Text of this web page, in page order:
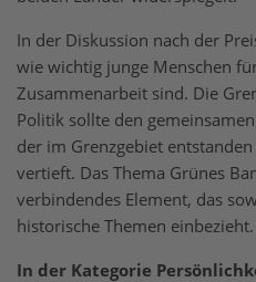
In der Diskussion nach der
wie wichtig junge Menschen
Zusammenarbeit sind. Die
Politik sollte den
der im Grenzgebiet
vertieft. Das Thema Grünes
verbindendes Element, das
historische Themen einbezieht.
In der Kategorie